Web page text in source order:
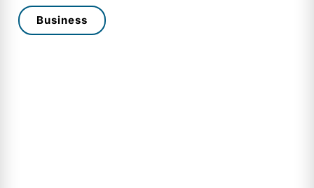
Business